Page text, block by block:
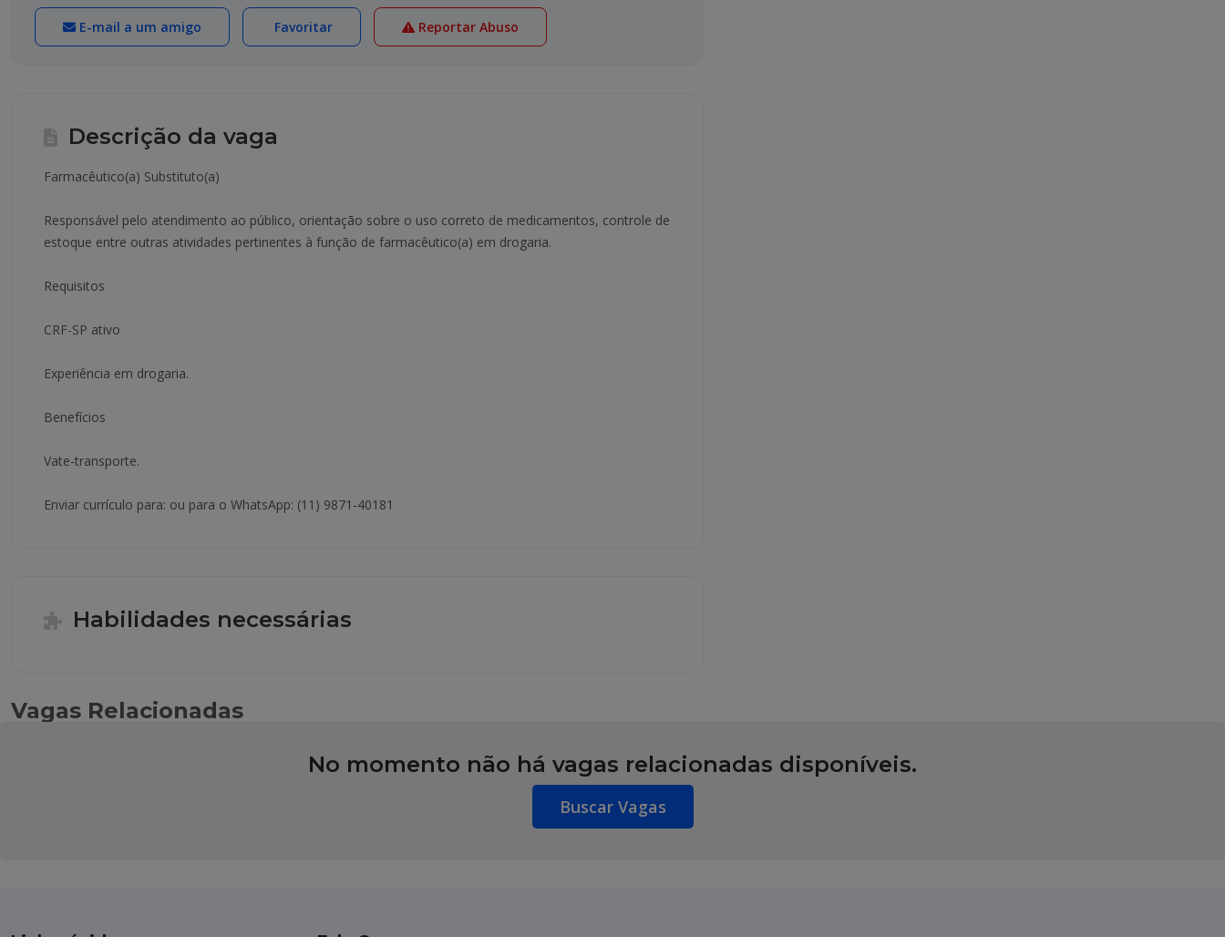
E-mail a um amigo Favoritar Reportar Abuso
Descrição da vaga
Farmacêutico(a) Substituto(a)
Responsável pelo atendimento ao público, orientação sobre o uso correto de medicamentos, controle de
estoque entre outras atividades pertinentes à função de farmacêutico(a) em drogaria.
Requisitos
CRF-SP ativo
Experiência em drogaria.
Benefícios
Vate-transporte.
Enviar currículo para: ou para o WhatsApp: (11) 9871-40181
Habilidades necessárias
Vagas Relacionadas
No momento não há vagas relacionadas disponíveis.
Buscar Vagas